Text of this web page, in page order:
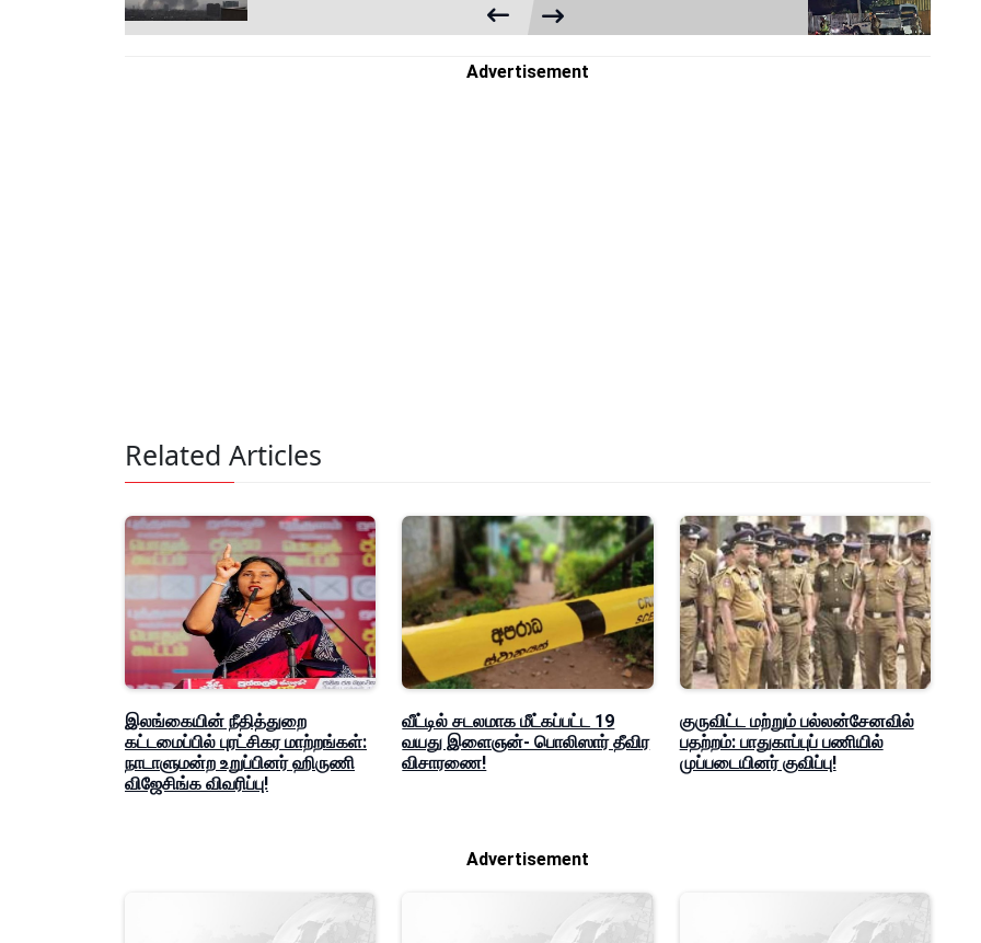
Advertisement
Related Articles
இலங்கையின் நீதித்துறை
கட்டமைப்பில் புரட்சிகர மாற்றங்கள்:
நாடாளுமன்ற உறுப்பினர் ஹிருணி
விஜேசிங்க விவரிப்பு!
வீட்டில் சடலமாக மீட்கப்பட்ட 19
வயது இளைஞன்- பொலிஸார் தீவிர
விசாரணை!
குருவிட்ட மற்றும் பல்லன்சேனவில்
பதற்றம்: பாதுகாப்புப் பணியில்
முப்படையினர் குவிப்பு!
Advertisement